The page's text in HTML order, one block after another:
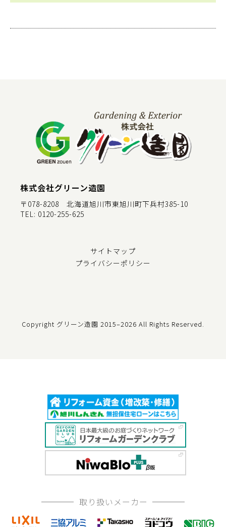
株式会社グリーン造園
〒078-8208 北海道旭川市東旭川町下兵村385-10
TEL: 0120-255-625
サイトマップ
プライバシーポリシー
Copyright グリーン造園 2015–2026 All Rights Reserved.
取り扱いメーカー